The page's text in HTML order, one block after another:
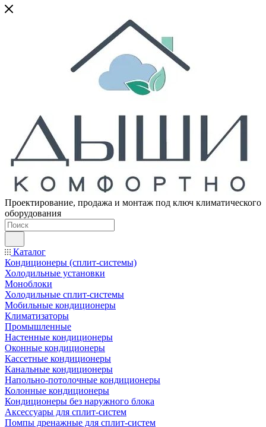
Проектирование, продажа и монтаж под ключ климатического
оборудования
Каталог
Кондиционеры (сплит-системы)
Холодильные установки
Моноблоки
Холодильные сплит-системы
Мобильные кондиционеры
Климатизаторы
Промышленные
Настенные кондиционеры
Оконные кондиционеры
Кассетные кондиционеры
Канальные кондиционеры
Напольно-потолочные кондиционеры
Колонные кондиционеры
Кондиционеры без наружного блока
Аксессуары для сплит-систем
Помпы дренажные для сплит-систем